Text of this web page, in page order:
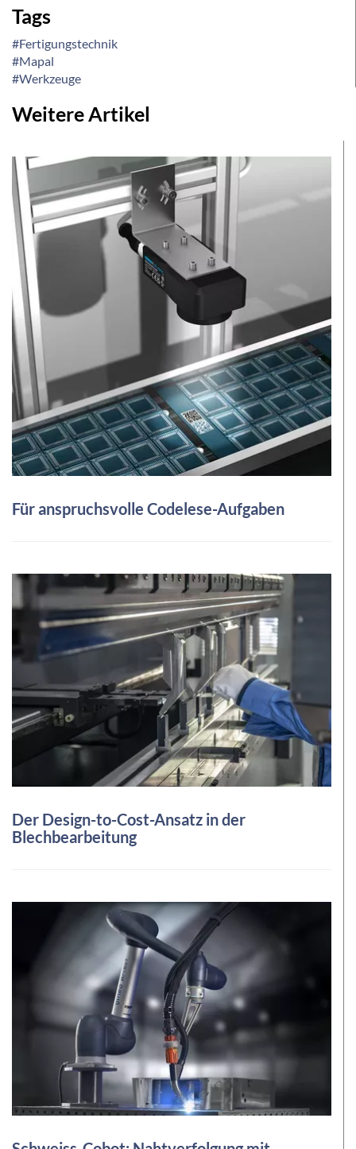
Tags
#Fertigungstechnik
#Mapal
#Werkzeuge
Weitere Artikel
Für anspruchsvolle Codelese-Aufgaben
Der Design-to-Cost-Ansatz in der
Blechbearbeitung